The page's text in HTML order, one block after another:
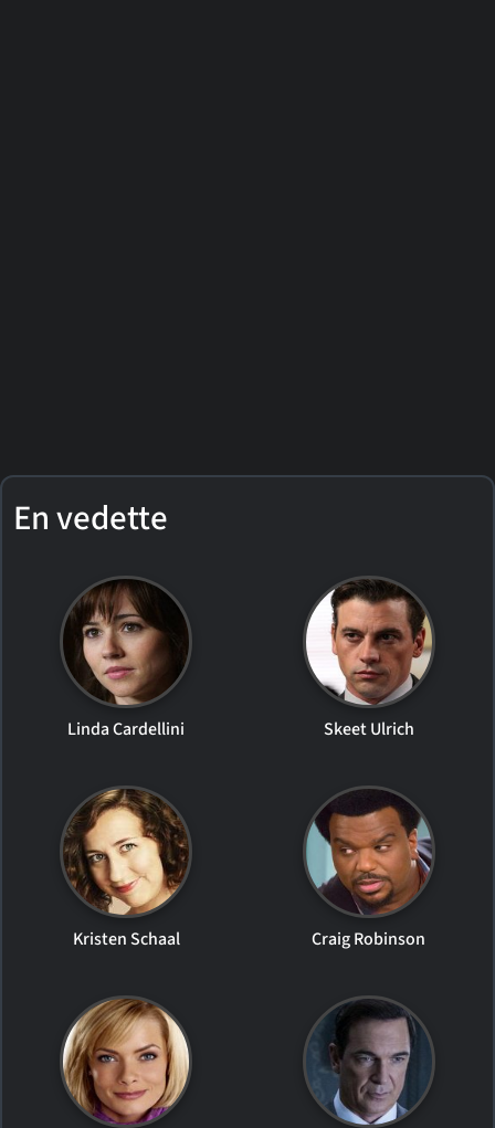
En vedette
Linda Cardellini Skeet Ulrich
Kristen Schaal Craig Robinson